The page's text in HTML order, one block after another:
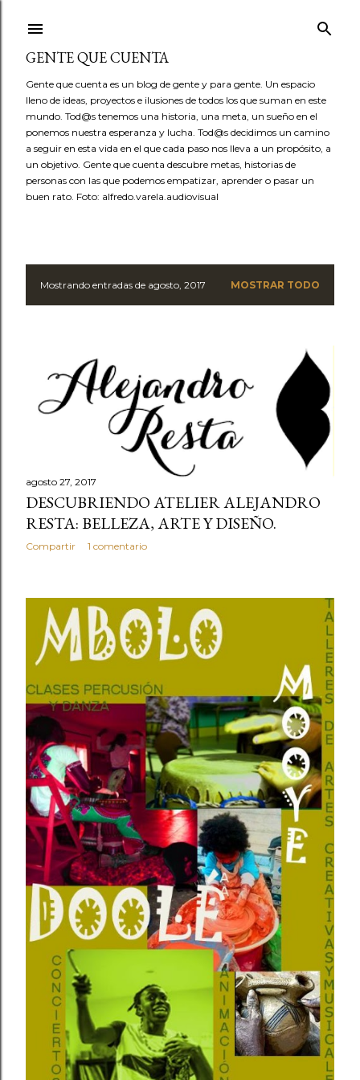
GENTE QUE CUENTA
Gente que cuenta es un blog de gente y para gente. Un espacio
lleno de ideas, proyectos e ilusiones de todos los que suman en este
mundo. Tod@s tenemos una historia, una meta, un sueño en el
ponemos nuestra esperanza y lucha. Tod@s decidimos un camino
a seguir en esta vida en el que cada paso nos lleva a un propósito, a
un objetivo. Gente que cuenta descubre metas, historias de
personas con las que podemos empatizar, aprender o pasar un
buen rato. Foto: alfredo.varela.audiovisual
E
a
s
Mostrando entradas de agosto, 2017 MOSTRAR TODO
agosto 27, 2017
DESCUBRIENDO ATELIER ALEJANDRO
RESTA: BELLEZA, ARTE Y DISEÑO.
Compartir 1 comentario